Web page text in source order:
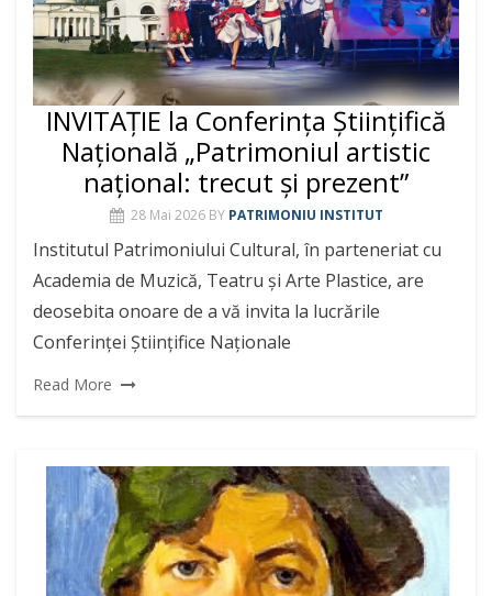
INVITAȚIE la Conferința Științifică
Națională „Patrimoniul artistic
național: trecut și prezent”
28 Mai 2026 BY PATRIMONIU INSTITUT
Institutul Patrimoniului Cultural, în parteneriat cu
Academia de Muzică, Teatru și Arte Plastice, are
deosebita onoare de a vă invita la lucrările
Conferinței Științifice Naționale
Read More